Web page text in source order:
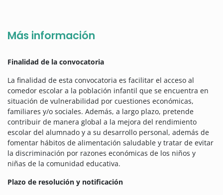
Más información
Finalidad de la convocatoria
La finalidad de esta convocatoria es facilitar el acceso al
comedor escolar a la población infantil que se encuentra en
situación de vulnerabilidad por cuestiones económicas,
familiares y/o sociales. Además, a largo plazo, pretende
contribuir de manera global a la mejora del rendimiento
escolar del alumnado y a su desarrollo personal, además de
fomentar hábitos de alimentación saludable y tratar de evitar
la discriminación por razones económicas de los niños y
niñas de la comunidad educativa.
Plazo de resolución y notificación